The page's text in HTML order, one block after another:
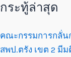
กระทู้ล่าสุด
คณะกรรมการกลั่น
สพป.ตรัง เขต 2 มี